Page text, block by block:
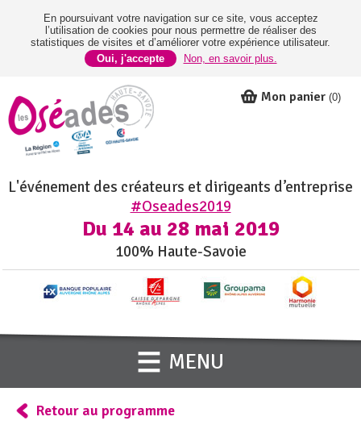
En poursuivant votre navigation sur ce site, vous acceptez
l’utilisation de cookies pour nous permettre de réaliser des
statistiques de visites et d’améliorer votre expérience utilisateur.
Oui, j'accepte
Non, en savoir plus.
L'événement des créateurs et dirigeants d’entreprise
#Oseades2019
Du 14 au 28 mai 2019
100% Haute-Savoie
Mon panier (0)
MENU
Retour au programme